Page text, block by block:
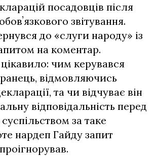
посадовців після
звітування.
до «слуги народу» із
на коментар.
чим керувався
відмовляючись
та чи відчуває він
відповідальність перед
за таке
нардеп Гайду запит